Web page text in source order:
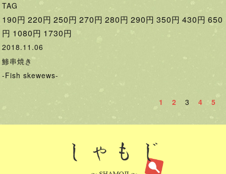
TAG
190円 220円 250円 270円 280円 290円 350円 430円 650
円 1080円 1730円
2018.11.06
鯵串焼き
-Fish skewews-
1 2 3 4 5